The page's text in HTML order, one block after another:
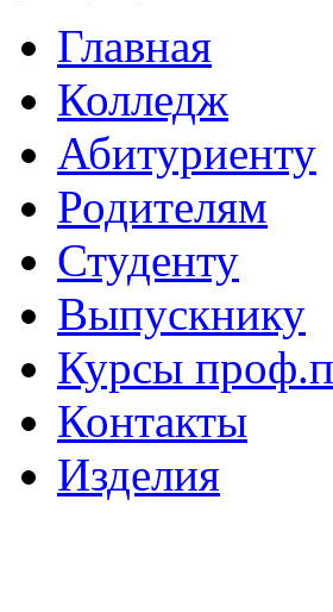
Главная
Колледж
Абитуриенту
Родителям
Студенту
Выпускнику
Курсы
Контакты
Изделия